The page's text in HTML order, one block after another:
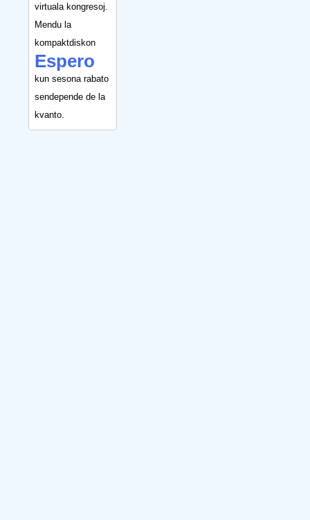
virtuala kongresoj.
Mendu la
kompaktdiskon
Espero
kun sesona rabato
sendepende de la
kvanto.